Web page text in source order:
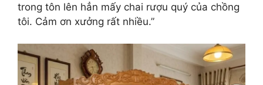
trong tôn lên hẳn mấy chai rượu quý của chồng
tôi. Cảm ơn xưởng rất nhiều.”